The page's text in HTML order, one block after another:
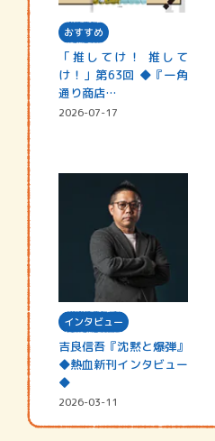
おすすめ
「推してけ！ 推して
け！」第63回 ◆『一角
通り商店…
2026-07-17
インタビュー
吉良信吾『沈黙と爆弾』
◆熱血新刊インタビュー
◆
2026-03-11